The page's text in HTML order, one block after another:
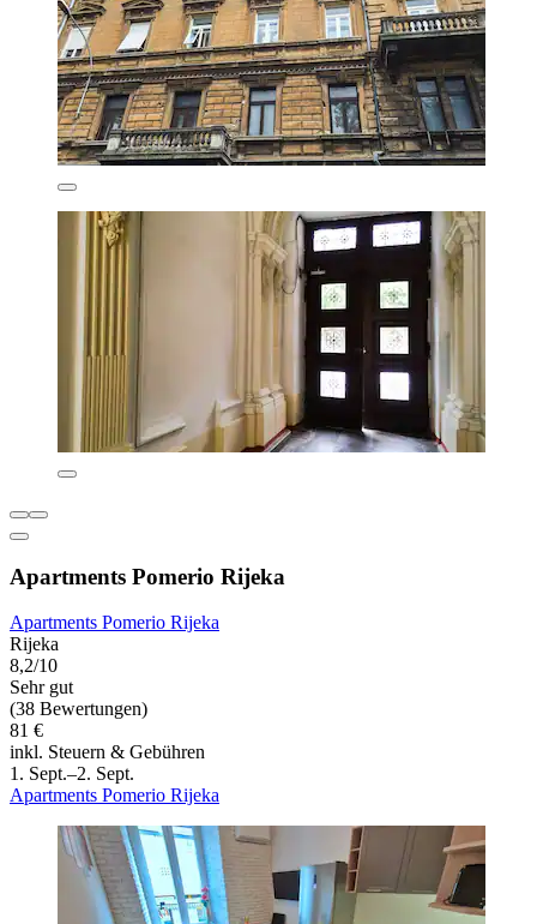
Apartments Pomerio Rijeka
Apartments Pomerio Rijeka
Rijeka
8,2/10
Sehr gut
(38 Bewertungen)
81 €
inkl. Steuern & Gebühren
1. Sept.–2. Sept.
Apartments Pomerio Rijeka